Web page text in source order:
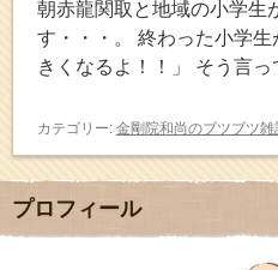
朝赤龍関取と地域の小学生
す・・・。 終わった小学
きくなるよ！！」 そう言
カテゴリー: 金剛院和尚のブツブツ雑
プロフィール